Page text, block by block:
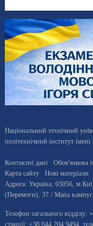
Національний технічний
політехнічний інститут імені
Контактні дані Обов'язкова
Карта сайту
Нові матеріали
Адреса: Україна 03056 , м.
(Перемоги), 37 / Мапа
Телефон загального відділу:
станцiї: +38 044 204 9494